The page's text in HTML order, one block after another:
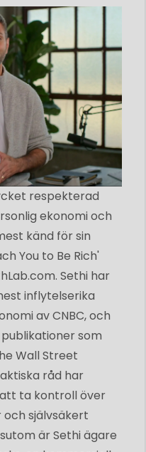
respekterad
ekonomi och
känd för sin
You to Be Rich'
. Sethi har
inflytelserika
av CNBC, och
som
Wall Street
råd har
ta kontroll över
självsäkert
är Sethi ägare